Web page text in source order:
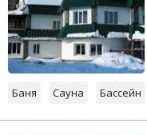
Баня Сауна Бассейн